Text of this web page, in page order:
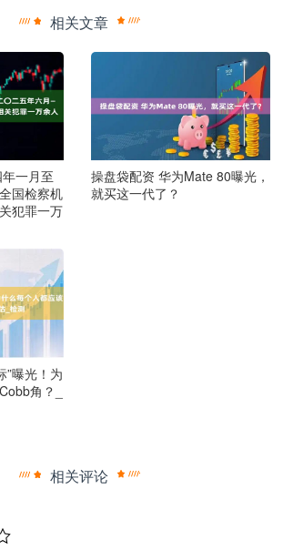
相关文章
一月至
国检察机
犯罪一万
操盘袋配资 华为Mate 80曝光，
就买这一代了？
”曝光！为
角？_
相关评论